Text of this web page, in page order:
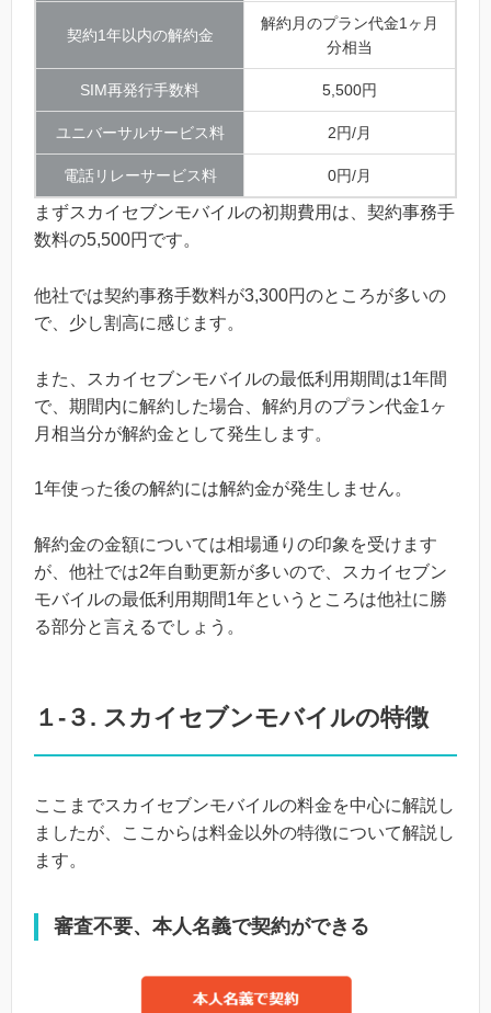
契約1年以内の解約金
解約月のプラン代金1ヶ月
分相当
SIM再発行手数料 5,500円
ユニバーサルサービス料 2円/月
電話リレーサービス料 0円/月
まずスカイセブンモバイルの初期費用は、契約事務手
数料の5,500円です。
他社では契約事務手数料が3,300円のところが多いの
で、少し割高に感じます。
また、スカイセブンモバイルの最低利用期間は1年間
で、期間内に解約した場合、解約月のプラン代金1ヶ
月相当分が解約金として発生します。
1年使った後の解約には解約金が発生しません。
解約金の金額については相場通りの印象を受けます
が、他社では2年自動更新が多いので、スカイセブン
モバイルの最低利用期間1年というところは他社に勝
る部分と言えるでしょう。
１-３. スカイセブンモバイルの特徴
ここまでスカイセブンモバイルの料金を中心に解説し
ましたが、ここからは料金以外の特徴について解説し
ます。
審査不要、本人名義で契約ができる